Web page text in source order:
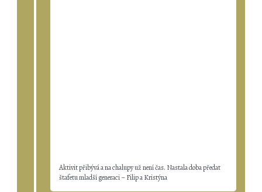
Aktivit přibývá a na chalupy už není čas. Nastala doba předat
štafetu mladší generaci – Filip a Kristýna